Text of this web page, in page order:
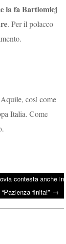
la fa Bartlomiej
. Per il polacco
così come
Italia. Come
contesta anche in
finita!” →